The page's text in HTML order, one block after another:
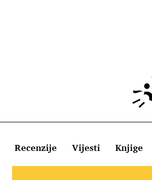
Recenzije Vijesti Knjige